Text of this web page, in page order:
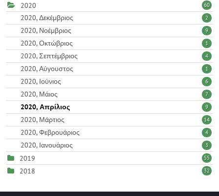
2020 60
2020, Δεκέμβριος 2
2020, Νοέμβριος 9
2020, Οκτώβριος 1
2020, Σεπτέμβριος 4
2020, Αύγουστος 1
2020, Ιούνιος 6
2020, Μάιος 7
2020, Απρίλιος 9
2020, Μάρτιος 14
2020, Φεβρουάριος 4
2020, Ιανουάριος 3
2019 55
2018 32